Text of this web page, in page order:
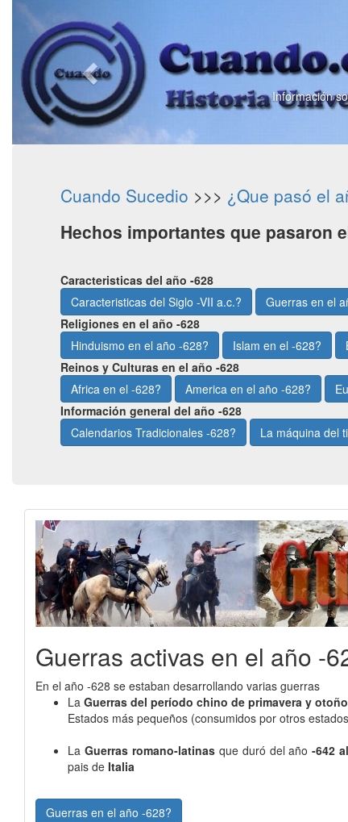
Información
Cuando Sucedio >>> ¿Que pasó el
Hechos importantes que pasaron
Caracteristicas del año -628
Caracteristicas del Siglo -VII a.c.?
Guerras en el
Religiones en el año -628
Hinduismo en el año -628?
Islam en el -628?
Reinos y Culturas en el año -628
Africa en el -628?
America en el año -628?
Información general del año -628
Calendarios Tradicionales -628?
La máquina del
Guerras activas en el año -
En el año -628 se estaban desarrollando varias guerras
La Guerras del período chino de primavera y
Estados más pequeños (consumidos por otros
La Guerras romano-latinas que duró del año-642
pais de Italia
Guerras en el año -628?